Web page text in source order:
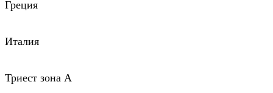
Греция
Италия
Триест зона А